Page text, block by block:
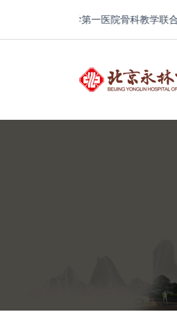
北京大学第一医院骨科教学联合体